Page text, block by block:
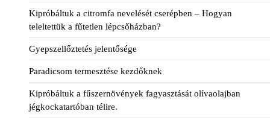
Kipróbáltuk a citromfa nevelését cserépben – Hogyan
teleltettük a fűtetlen lépcsőházban?
Gyepszellőztetés jelentősége
Paradicsom termesztése kezdőknek
Kipróbáltuk a fűszernövények fagyasztását olívaolajban
jégkockatartóban télire.